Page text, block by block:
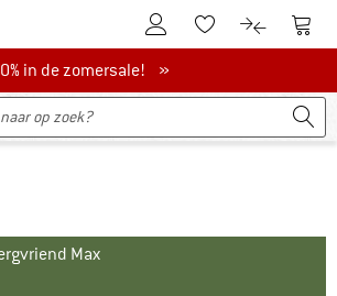
De klantenaccount
Naar deNaar de
in de zomersale!
in de zomersale! »
Max